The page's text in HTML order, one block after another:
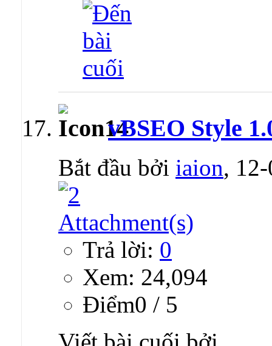
vBSEO Style
Bắt đầu bởi iaion,
Trả lời: 0
Xem: 24,094
Ðiểm0 / 5